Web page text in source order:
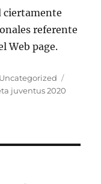
ciertamente
referente
Web page.
Categorías
Uncategorized
juventus 2020